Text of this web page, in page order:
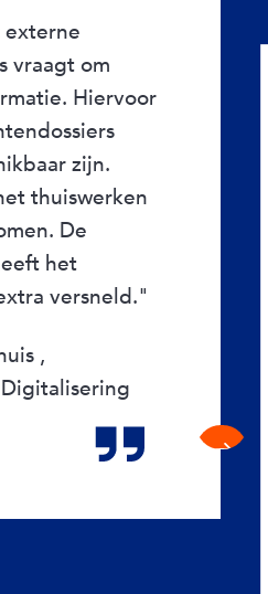
vraagt om
Hiervoor
zijn.
thuiswerken
De
het
versneld."
,
Next